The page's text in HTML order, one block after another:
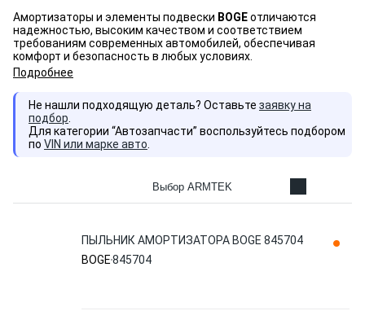
Амортизаторы и элементы подвески BOGEотличаются
надежностью, высоким качеством и соответствием
требованиям современных автомобилей, обеспечивая
комфорт и безопасность в любых условиях.
Подробнее
Не нашли подходящую деталь? Оставьте заявку на
подбор
Для категории “Автозапчасти” воспользуйтесь подбором
по VIN или марке авто
Выбор ARMTEK
ПЫЛЬНИК АМОРТИЗАТОРА BOGE 845704
BOGE845704